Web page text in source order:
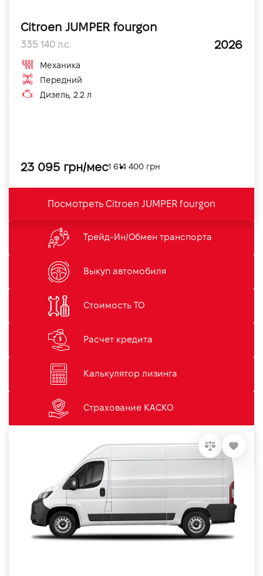
Citroen JUMPER fourgon
335 140 л.с. 2026
Механика
Передний
Дизель, 2.2 л
23 095 грн/мес1 614 400 грн
Посмотреть Citroen JUMPER fourgon
Трейд-Ин/Обмен транспорта
Выкуп автомобиля
Стоимость ТО
Расчет кредита
Калькулятор лизинга
Страхование КАСКО